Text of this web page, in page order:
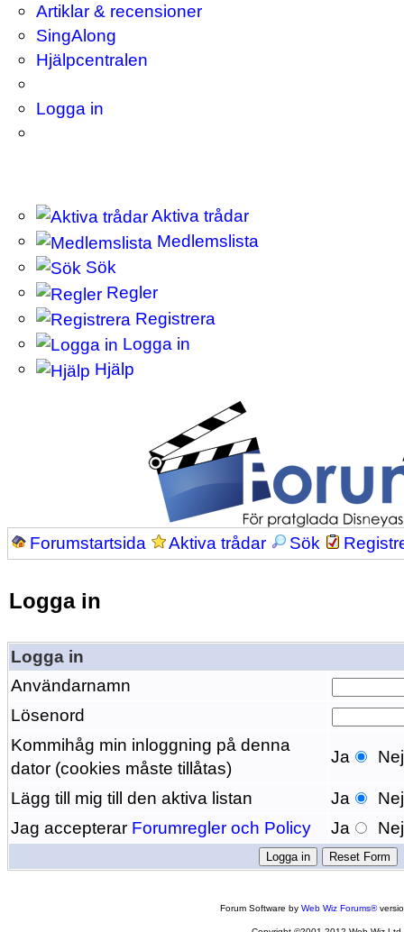
Artiklar & recensioner
SingAlong
Hjälpcentralen
Logga in
Aktiva trådar
Medlemslista
Sök
Regler
Registrera
Logga in
Hjälp
Forumstartsida Aktiva trådar Sök
Logga in
Logga in
Användarnamn
Lösenord
Kommihåg min inloggning på denna
dator (cookies måste tillåtas)
Ja Nej
Lägg till mig till den aktiva listan Ja
Nej
Jag accepterar Forumregler och Policy Ja Nej
Forum Software byWeb Wiz Forums®